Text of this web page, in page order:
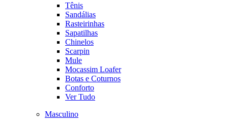
Tênis
Sandálias
Rasteirinhas
Sapatilhas
Chinelos
Scarpin
Mule
Mocassim Loafer
Botas e Coturnos
Conforto
Ver Tudo
Masculino